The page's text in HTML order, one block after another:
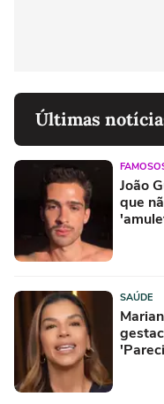
Últimas
João
que
SAÚDE